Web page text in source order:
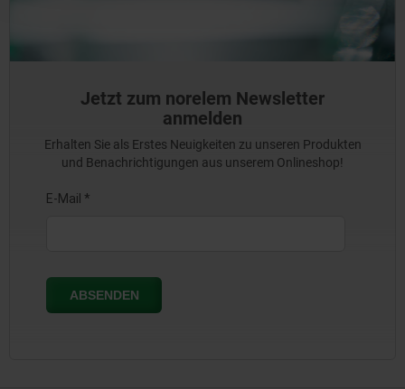
Jetzt zum norelem Newsletter
anmelden
Erhalten Sie als Erstes Neuigkeiten zu unseren Produkten
und Benachrichtigungen aus unserem Onlineshop!